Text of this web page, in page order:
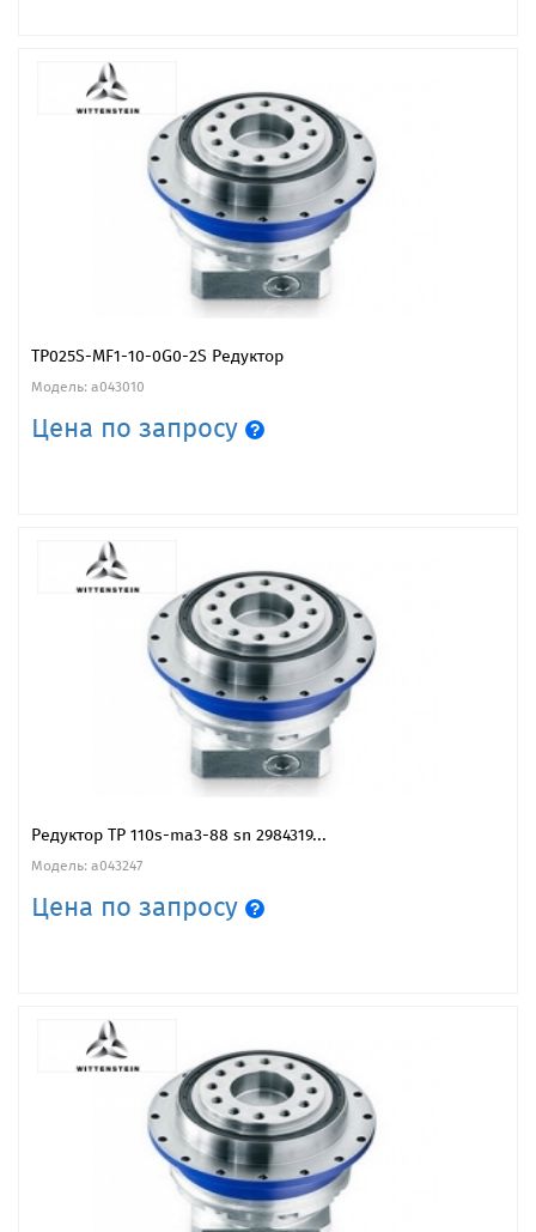
TP025S-MF1-10-0G0-2S Редуктор
Модель: a043010
Цена по запросу
Редуктор TP 110s-ma3-88 sn 2984319...
Модель: a043247
Цена по запросу